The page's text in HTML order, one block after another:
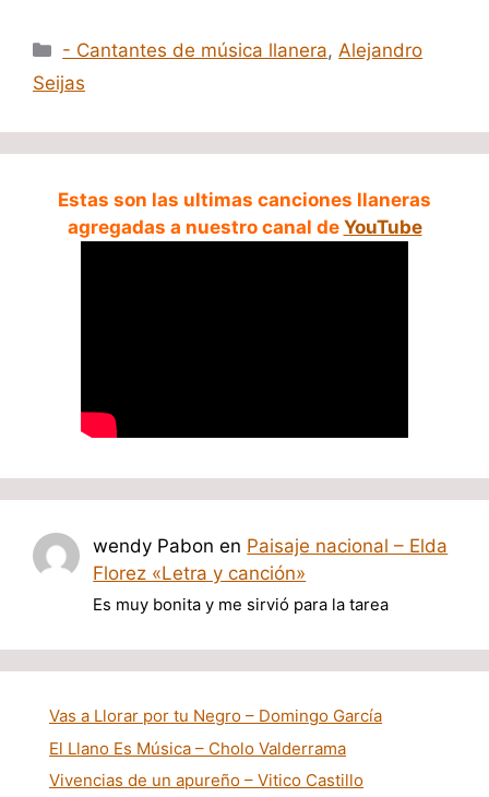
Categorías
- Cantantes de música llanera, Alejandro
Seijas
Estas son las ultimas canciones llaneras
agregadas a nuestro canal de YouTube
wendy Pabon en Paisaje nacional – Elda
Florez «Letra y canción»
Es muy bonita y me sirvió para la tarea
Vas a Llorar por tu Negro – Domingo García
El Llano Es Música – Cholo Valderrama
Vivencias de un apureño – Vitico Castillo